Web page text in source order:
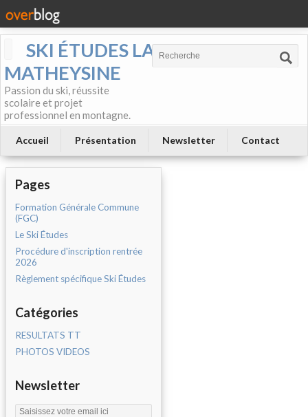
SKI ÉTUDES LA
MATHEYSINE
Passion du ski, réussite
scolaire et projet
professionnel en montagne.
Accueil Présentation Newsletter Contact
Pages
Formation Générale Commune
(FGC)
Le Ski Études
Procédure d'inscription rentrée
2026
Règlement spécifique Ski Études
Catégories
RESULTATS TT
PHOTOS VIDEOS
Newsletter